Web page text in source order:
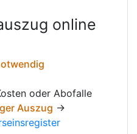
online
oder Abofalle
Auszug →